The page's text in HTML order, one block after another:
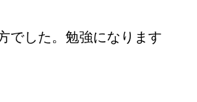
でした。勉強になります